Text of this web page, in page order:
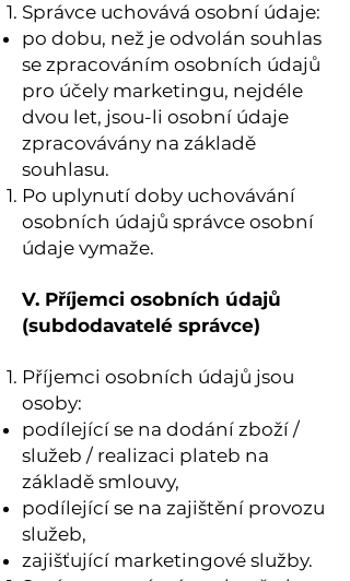
Správce uchovává osobní údaje:
po dobu, než je odvolán souhlas
se zpracováním osobních údajů
pro účely marketingu, nejdéle
dvou let, jsou-li osobní údaje
zpracovávány na základě
souhlasu.
Po uplynutí doby uchovávání
osobních údajů správce osobní
údaje vymaže.
V. Příjemci osobních údajů
(subdodavatelé správce)
Příjemci osobních údajů jsou
osoby:
podílející se na dodání zboží /
služeb / realizaci plateb na
základě smlouvy,
podílející se na zajištění provozu
služeb,
zajišťující marketingové služby.